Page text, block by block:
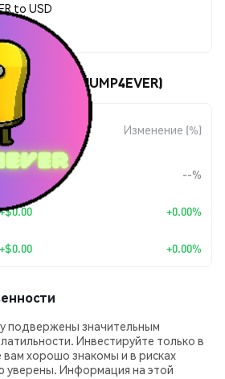
to USD
sub>7053
Forever (JUMP4EVER)
Изменение
суммы
Изменение (%)
-- --%
+$0.00 +0.00%
+$0.00 +0.00%
подвержены значительным
Инвестируйте только в
хорошо знакомы и в рисках
уверены. Информация на этой